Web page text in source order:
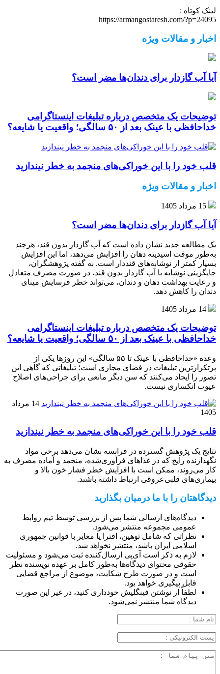
لینک کوتاه :
https://armangostaresh.com/?p=24095
اخبار و مقالات ویژه
آیا آب گازدار برای دندان‌ها مضر است؟
توضیحات یک متخصص درباره تبلیغات اینستاگرامی
خداحافظی با عینک بعد از ۵۰ سالگی؛ واقعیت یا شایعه؟
قلب خود را با این خوراکی‌های منجمد به خطر نیندازید
اخبار و مقالات ویژه
15 مرداد 1405
آیا آب گازدار برای دندان‌ها مضر است؟
یک مطالعه جدید نشان داده است که آب گازدار بدون قند، هرچند
به‌طور موقت اسیدیته دهان را افزایش می‌دهد، اما این افزایش
بسیار کمتر از نوشابه‌های قنددار است. به گفته پژوهشگران،
جایگزینی نوشابه با آب گازدار بدون قند، در صورت مصرف متعادل
و رعایت بهداشت دهان و دندان، می‌تواند خطر فرسایش مینای
دندان را کاهش دهد.
14 مرداد 1405
توضیحات یک متخصص درباره تبلیغات اینستاگرامی
خداحافظی با عینک بعد از ۵۰ سالگی؛ واقعیت یا شایعه؟
وعده «خداحافظی با عینک تا ۵۵ سالگی» این روزها یکی از
پرتکرارترین تبلیغات در فضای مجازی است؛ تبلیغاتی که گاهی این
تصور را ایجاد می‌کنند که سن دیگر مانعی برای جراحی‌های اصلاح
عیوب انکساری نیست.
14 مرداد
1405
قلب خود را با این خوراکی‌های منجمد به خطر نیندازید
نتایج یک پژوهش گسترده در فرانسه نشان می‌دهد برخی مواد
نگهدارنده رایج که در غذاهای فرآوری‌شده، منجمد و آماده مصرف به
کار می‌روند، ممکن است با افزایش خطر فشار خون بالا و
بیماری‌های قلبی‌عروقی ارتباط داشته باشند.
دیدگاهتان را با ما درمیان بگذارید
دیدگاه‌های ارسالی شما پس از بررسی توسط تیم روابط
عمومی مجموعه منتشر می‌شود.
نظراتی که شامل توهین، افترا یا مغایر با قوانین جمهوری
اسلامی ایران باشد، منتشر نخواهد شد.
لازم به ذکر است آی‌پی ارسال‌کننده ثبت می‌شود و مسئولیت
حقوقی محتوای دیدگاه‌ها به‌طور کامل بر عهده نویسنده نظر
است و در صورت طرح شکایت، موضوع از مراجع قضایی
قابل پیگیری خواهد بود.
لطفاً از نوشتن فینگلیش خودداری کنید، در غیر این صورت
دیدگاه شما منتشر نمی‌شود.